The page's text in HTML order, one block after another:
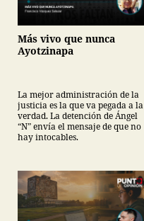
Más vivo que nunca
Ayotzinapa
La mejor administración de la
justicia es la que va pegada a la
verdad. La detención de Ángel
“N” envía el mensaje de que no
hay intocables.